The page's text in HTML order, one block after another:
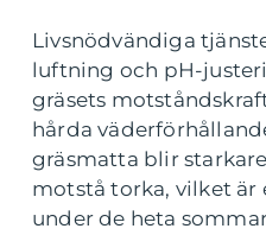
Livsnödvändiga
luftning och pH-
gräsets
hårda
gräsmatta blir
motstå torka, vilket
under de heta